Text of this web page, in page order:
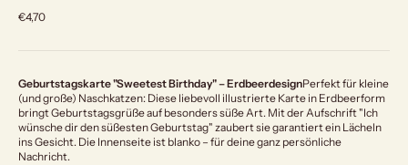
Angebot
€4,70
Geburtstagskarte "Sweetest Birthday" – ErdbeerdesignPerfekt für kleine
(und große) Naschkatzen: Diese liebevoll illustrierte Karte in Erdbeerform
bringt Geburtstagsgrüße auf besonders süße Art. Mit der Aufschrift "Ich
wünsche dir den süßesten Geburtstag" zaubert sie garantiert ein Lächeln
ins Gesicht. Die Innenseite ist blanko – für deine ganz persönliche
Nachricht.